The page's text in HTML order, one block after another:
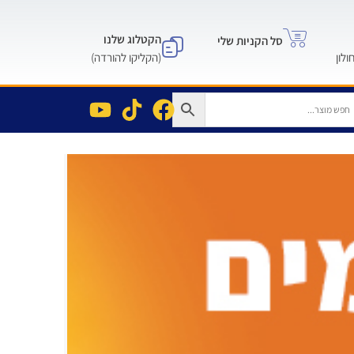
סל הקניות שלי
הקטלוג שלנו
(הקליקו להורדה)